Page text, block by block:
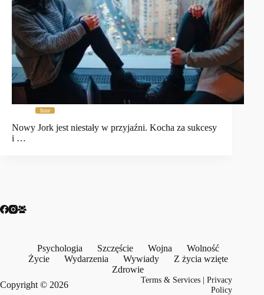
Inne
Nowy Jork jest niestały w przyjaźni. Kocha za sukcesy
i …
Psychologia Szczęście Wojna
Wolność
Życie
Wydarzenia Wywiady
Z życia wzięte
Zdrowie
Copyright © 2026
Terms & Services |Privacy
Policy